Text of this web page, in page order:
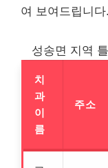
여 보여드립니다.
성송면 지역
치
과
이
름
주소